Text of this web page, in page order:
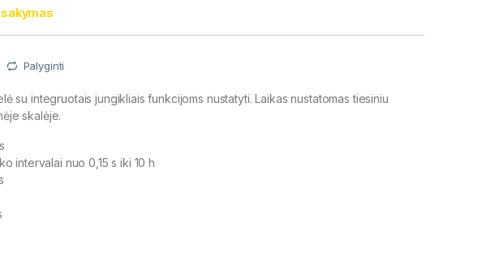
Palyginti
su integruotais jungikliais funkcijoms nustatyti. Laikas nustatomas tiesiniu
skalėje.
intervalai nuo 0,15 s iki 10 h